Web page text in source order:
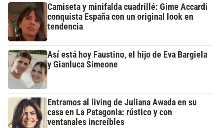
Camiseta y minifalda cuadrillé: Gime Accardi
conquista España con un original look en
tendencia
Así está hoy Faustino, el hijo de Eva Bargiela
y Gianluca Simeone
Entramos al living de Juliana Awada en su
casa en La Patagonia: rústico y con
ventanales increíbles